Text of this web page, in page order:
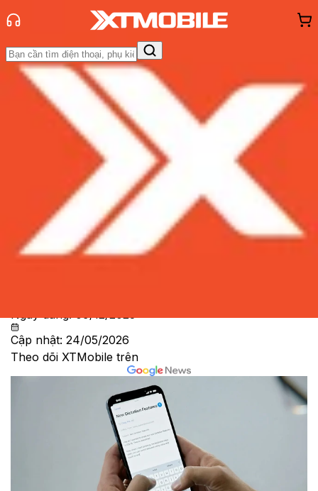
Trang chủ
Tin tức
Thủ thuật
Đánh Giá - Trên TaySo Sánh Tư vấnKhuyến
Hỏi đáp App - Game Thông báo
hàng - Sự kiện
Cách khắc phục iPhone iOS 17 bị lỗi
cảm ứng, tự chuyển ứng dụng khi
gõ
Ngày đăng:09/12/2023
Cập nhật: 24/05/2026
Theo dõi XTMobile trên